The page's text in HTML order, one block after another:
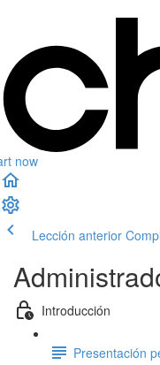
now
Lección anterior
Introducción
Presentación